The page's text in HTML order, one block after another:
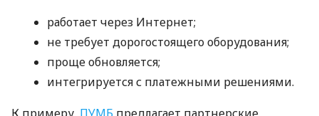
работает через Интернет;
не требует дорогостоящего оборудования;
проще обновляется;
интегрируется с платежными решениями.